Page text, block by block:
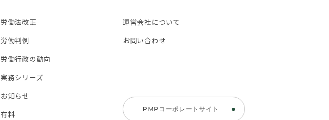
労働法改正
労働判例
労働行政の動向
実務シリーズ
お知らせ
有料
運営会社について
お問い合わせ
PMPコーポレートサイト